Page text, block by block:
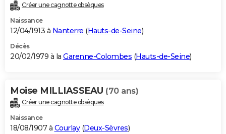
Créer une cagnotte obsèques
Naissance
12/04/1913 à Nanterre (Hauts-de-Seine)
Décès
20/02/1979 à la Garenne-Colombes (Hauts-de-Seine)
Moise MILLIASSEAU (70 ans)
Créer une cagnotte obsèques
Naissance
18/08/1907 à Courlay(Deux-Sèvres)